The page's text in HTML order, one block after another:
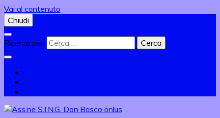
Vai al contenuto
Chiudi
Ricerca per: